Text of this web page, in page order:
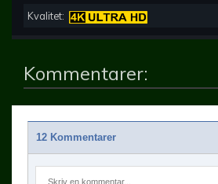
Kvalitet:
Kommentarer:
12 Kommentarer